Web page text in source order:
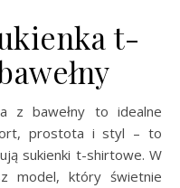
t-
prostota i styl – to
sukienki t-shirtowe. W
model, który świetnie